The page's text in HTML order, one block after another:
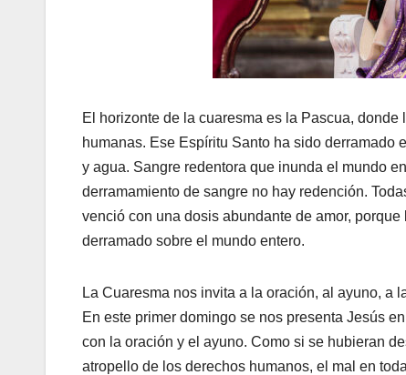
El horizonte de la cuaresma es la Pascua,
humanas. Ese Espíritu Santo ha sido derramado
y agua. Sangre redentora que inunda el mundo
derramamiento de sangre no hay redención.
venció con una dosis abundante de amor,
derramado sobre el mundo entero.
La Cuaresma nos invita a la oración, al ayuno, a
En este primer domingo se nos presenta Jesús
con la oración y el ayuno. Como si se hubieran
atropello de los derechos humanos, el mal en